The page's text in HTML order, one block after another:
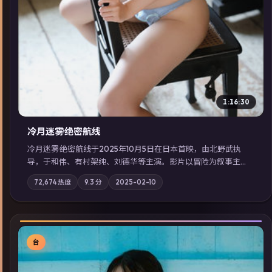
1:16:30
冷月迷雾·绝密航线
冷月迷雾·绝密航线于2025年10月5日在日本首映，由北野武执
导，于和伟、有村架纯、刘德华等主演。影片以冒险为叙事主
轴，记忆碎片重组后，主角发现自己从未活过“真实”的一天；摄
影与配乐强化地域气质；站内亦可通过「国产免费观看高清电视
剧在线看」延展检索同类型高分佳作，畅享高清在线追剧体验。
72,674热度 9.3 分 2025-02-10
台